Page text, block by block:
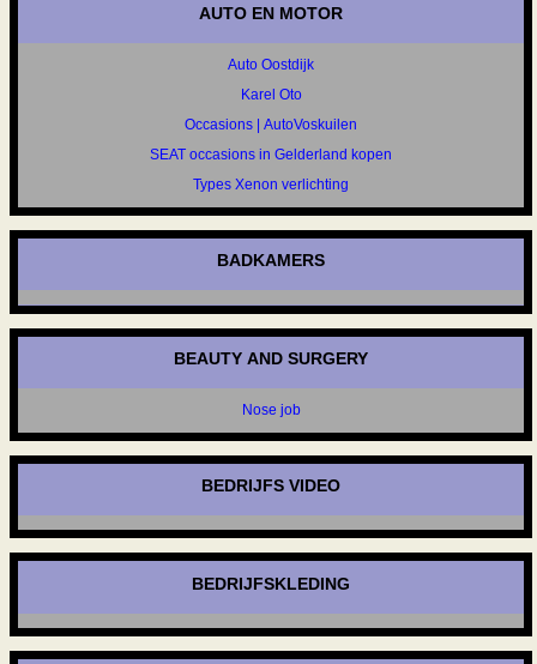
AUTO EN MOTOR
Auto Oostdijk
Karel Oto
Occasions | AutoVoskuilen
SEAT occasions in Gelderland kopen
Types Xenon verlichting
BADKAMERS
BEAUTY AND SURGERY
Nose job
BEDRIJFS VIDEO
BEDRIJFSKLEDING